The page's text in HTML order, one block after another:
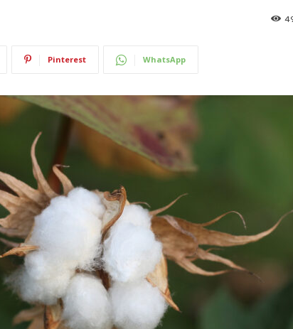
Pinterest WhatsApp